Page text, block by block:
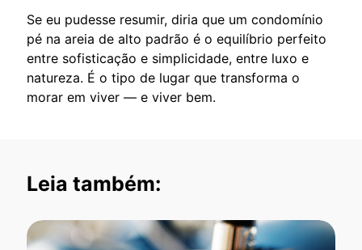
Se eu pudesse resumir, diria que um condomínio
pé na areia de alto padrão é o equilíbrio perfeito
entre sofisticação e simplicidade, entre luxo e
natureza. É o tipo de lugar que transforma o
morar em viver — e viver bem.
Leia também: